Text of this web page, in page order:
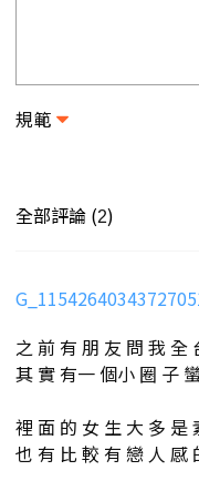
規範
全部評論 (2)
之 前 有 朋 友 問 我 全
其 實 有一 個小 圈 子
裡 面 的 女 生 大 多 是
也 有 比 較 有 戀 人 感